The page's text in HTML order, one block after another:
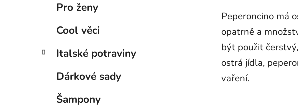
Pro ženy
Cool věci
Italské potraviny
Dárkové sady
Šampony
Peperoncino má
opatrně a
být použit
ostrá jídla,
vaření.